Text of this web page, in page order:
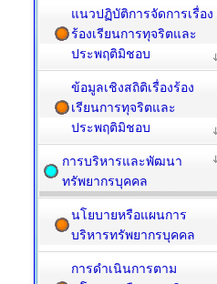
แนวปฏิบัติการจัดการเรื่อง
ร้องเรียนการทุจริตและ
ประพฤติมิชอบ
ข้อมูลเชิงสถิติเรื่องร้อง
เรียนการทุจริตและ
ประพฤติมิชอบ
การบริหารและพัฒนา
ทรัพยากรบุคคล
นโยบายหรือแผนการ
บริหารทรัพยากรบุคคล
การดำเนินการตาม